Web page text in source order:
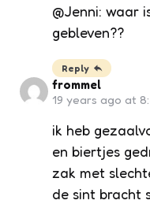
@Jenni: waar
gebleven??
Reply
frommel
19 years ago at
ik heb
en biertjes
zak met
de sint bracht